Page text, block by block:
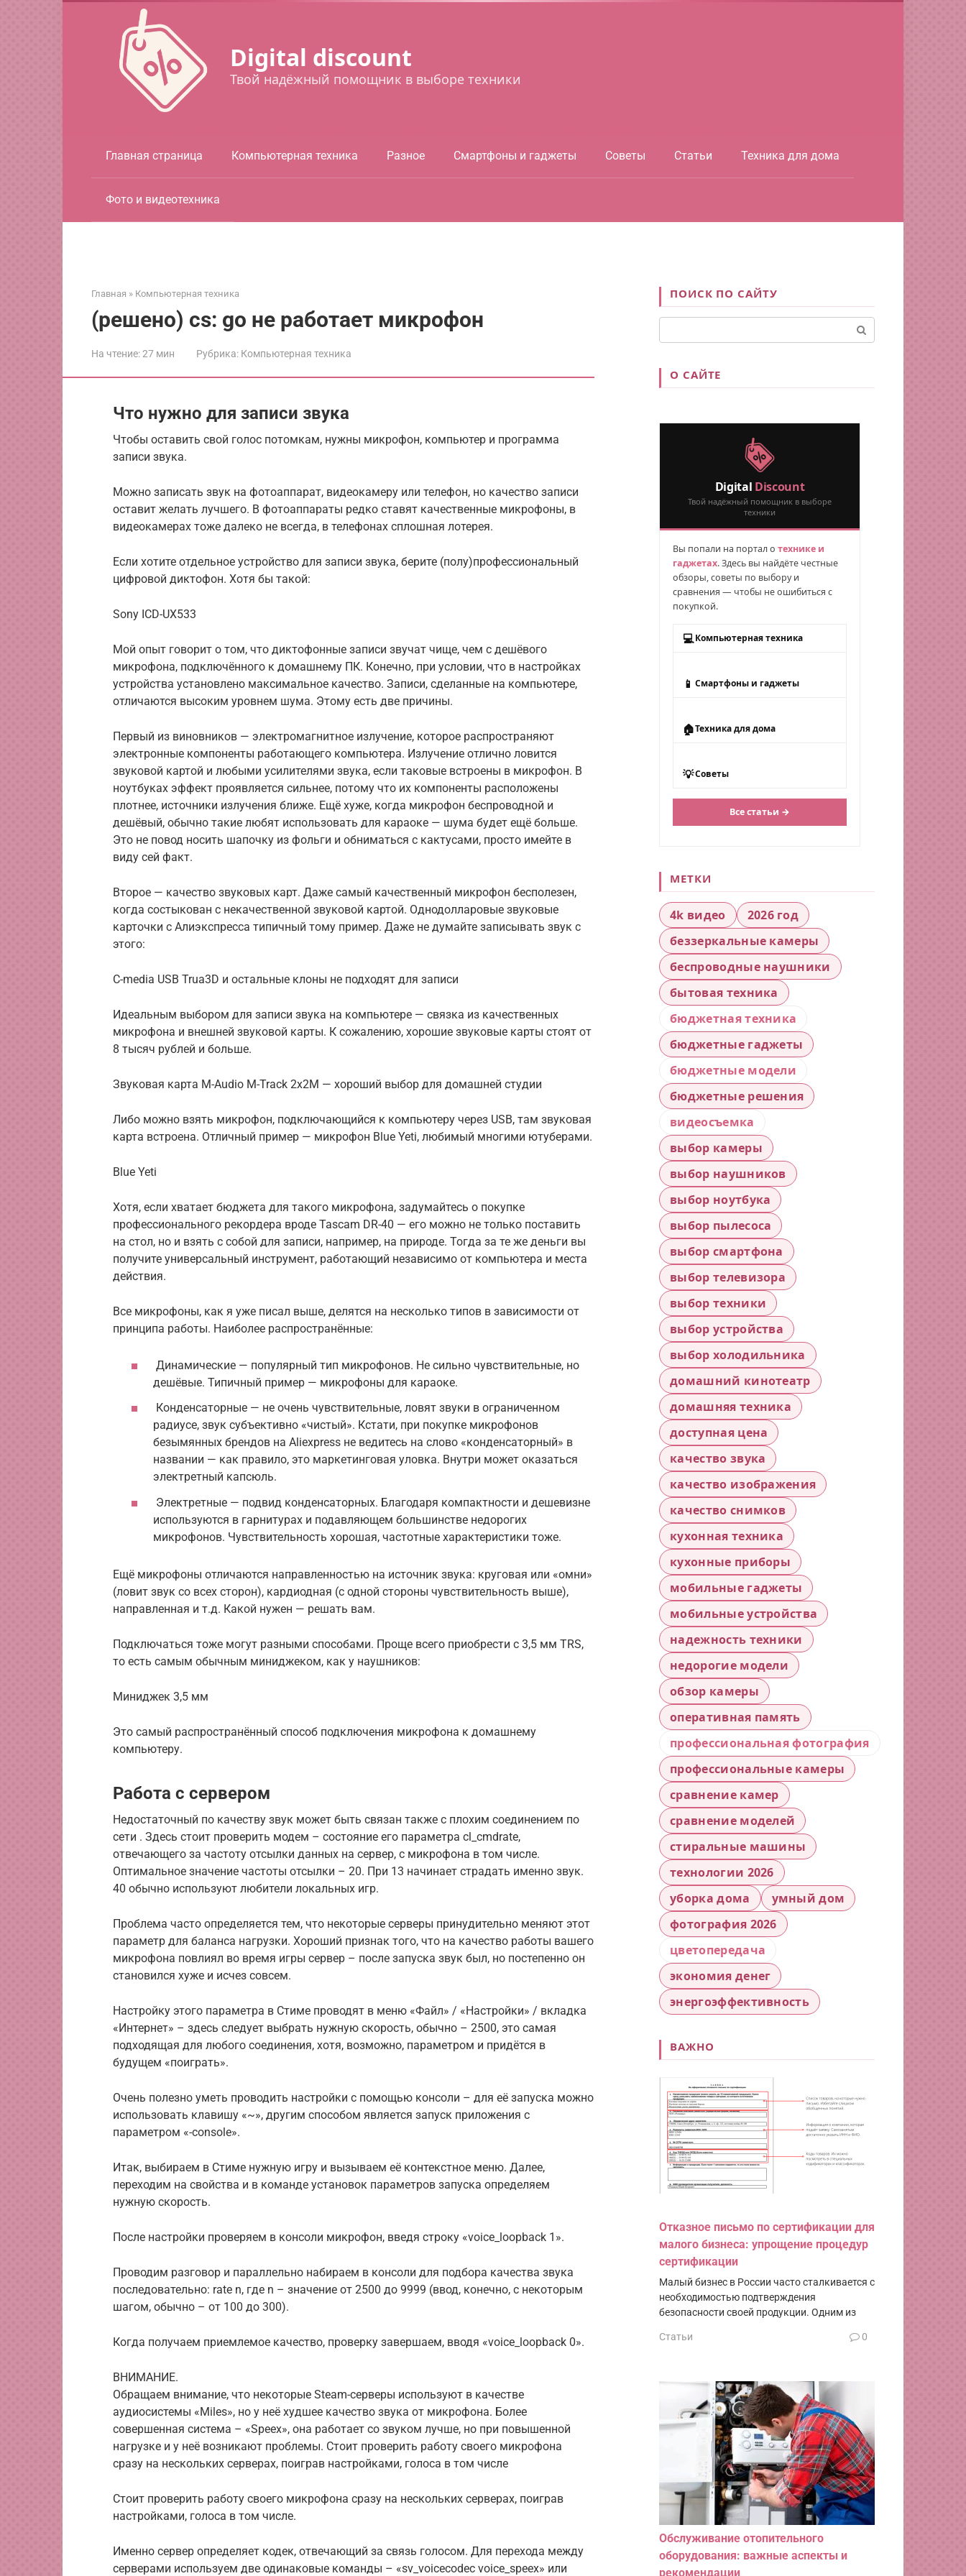
Digital discount
Твой надёжный помощник в выборе техники
Главная страница Компьютерная техника Разное Смартфоны и гаджеты Советы Статьи Техника для дома
Фото и видеотехника
Главная » Компьютерная техника
(решено) cs: go не работает микрофон
На чтение:27 мин Рубрика: Компьютерная техника
Что нужно для записи звука
Чтобы оставить свой голос потомкам, нужны микрофон, компьютер и программа
записи звука.
Можно записать звук на фотоаппарат, видеокамеру или телефон, но качество записи
оставит желать лучшего. В фотоаппараты редко ставят качественные микрофоны, в
видеокамерах тоже далеко не всегда, в телефонах сплошная лотерея.
Если хотите отдельное устройство для записи звука, берите (полу)профессиональный
цифровой диктофон. Хотя бы такой:
Sony ICD-UX533
Мой опыт говорит о том, что диктофонные записи звучат чище, чем с дешёвого
микрофона, подключённого к домашнему ПК. Конечно, при условии, что в настройках
устройства установлено максимальное качество. Записи, сделанные на компьютере,
отличаются высоким уровнем шума. Этому есть две причины.
Первый из виновников — электромагнитное излучение, которое распространяют
электронные компоненты работающего компьютера. Излучение отлично ловится
звуковой картой и любыми усилителями звука, если таковые встроены в микрофон. В
ноутбуках эффект проявляется сильнее, потому что их компоненты расположены
плотнее, источники излучения ближе. Ещё хуже, когда микрофон беспроводной и
дешёвый, обычно такие любят использовать для караоке — шума будет ещё больше.
Это не повод носить шапочку из фольги и обниматься с кактусами, просто имейте в
виду сей факт.
Второе — качество звуковых карт. Даже самый качественный микрофон бесполезен,
когда состыкован с некачественной звуковой картой. Однодолларовые звуковые
карточки с Алиэкспресса типичный тому пример. Даже не думайте записывать звук с
этого:
C-media USB Trua3D и остальные клоны не подходят для записи
Идеальным выбором для записи звука на компьютере — связка из качественных
микрофона и внешней звуковой карты. К сожалению, хорошие звуковые карты стоят от
8 тысяч рублей и больше.
Звуковая карта M-Audio M-Track 2x2M — хороший выбор для домашней студии
Либо можно взять микрофон, подключающийся к компьютеру через USB, там звуковая
карта встроена. Отличный пример — микрофон Blue Yeti, любимый многими ютуберами.
Blue Yeti
Хотя, если хватает бюджета для такого микрофона, задумайтесь о покупке
профессионального рекордера вроде Tascam DR-40 — его можно не только поставить
на стол, но и взять с собой для записи, например, на природе. Тогда за те же деньги вы
получите универсальный инструмент, работающий независимо от компьютера и места
действия.
Все микрофоны, как я уже писал выше, делятся на несколько типов в зависимости от
принципа работы. Наиболее распространённые:
Динамические — популярный тип микрофонов. Не сильно чувствительные, но
дешёвые. Типичный пример — микрофоны для караоке.
Конденсаторные — не очень чувствительные, ловят звуки в ограниченном
радиусе, звук субъективно «чистый». Кстати, при покупке микрофонов
безымянных брендов на Aliexpress не ведитесь на слово «конденсаторный» в
названии — как правило, это маркетинговая уловка. Внутри может оказаться
электретный капсюль.
Электретные — подвид конденсаторных. Благодаря компактности и дешевизне
используются в гарнитурах и подавляющем большинстве недорогих
микрофонов. Чувствительность хорошая, частотные характеристики тоже.
Ещё микрофоны отличаются направленностью на источник звука: круговая или «омни»
(ловит звук со всех сторон), кардиодная (с одной стороны чувствительность выше),
направленная и т.д. Какой нужен — решать вам.
Подключаться тоже могут разными способами. Проще всего приобрести с 3,5 мм TRS,
то есть самым обычным миниджеком, как у наушников:
Миниджек 3,5 мм
Это самый распространённый способ подключения микрофона к домашнему
компьютеру.
Работа с сервером
Недостаточный по качеству звук может быть связан также с плохим соединением по
сети . Здесь стоит проверить модем – состояние его параметра cl_cmdrate,
отвечающего за частоту отсылки данных на сервер, с микрофона в том числе.
Оптимальное значение частоты отсылки – 20. При 13 начинает страдать именно звук.
40 обычно используют любители локальных игр.
Проблема часто определяется тем, что некоторые серверы принудительно меняют этот
параметр для баланса нагрузки. Хороший признак того, что на качество работы вашего
микрофона повлиял во время игры сервер – после запуска звук был, но постепенно он
становился хуже и исчез совсем.
Настройку этого параметра в Стиме проводят в меню «Файл» / «Настройки» / вкладка
«Интернет» – здесь следует выбрать нужную скорость, обычно – 2500, это самая
подходящая для любого соединения, хотя, возможно, параметром и придётся в
будущем «поиграть».
Очень полезно уметь проводить настройки с помощью консоли – для её запуска можно
использовать клавишу «~», другим способом является запуск приложения с
параметром «-console».
Итак, выбираем в Стиме нужную игру и вызываем её контекстное меню. Далее,
переходим на свойства и в команде установок параметров запуска определяем
нужную скорость.
После настройки проверяем в консоли микрофон, введя строку «voice_loopback 1».
Проводим разговор и параллельно набираем в консоли для подбора качества звука
последовательно: rate n, где n – значение от 2500 до 9999 (ввод, конечно, с некоторым
шагом, обычно – от 100 до 300).
Когда получаем приемлемое качество, проверку завершаем, вводя «voice_loopback 0».
ВНИМАНИЕ.
Обращаем внимание, что некоторые Steam-серверы используют в качестве
аудиосистемы «Miles», но у неё худшее качество звука от микрофона. Более
совершенная система – «Speex», она работает со звуком лучше, но при повышенной
нагрузке и у неё возникают проблемы. Стоит проверить работу своего микрофона
сразу на нескольких серверах, поиграв настройками, голоса в том числе
Стоит проверить работу своего микрофона сразу на нескольких серверах, поиграв
настройками, голоса в том числе.
Именно сервер определяет кодек, отвечающий за связь голосом. Для перехода между
серверами используем две одинаковые команды – «sv_voicecodec voice_speex» или
ПОИСК ПО САЙТУ
О САЙТЕ
Digital Discount
Твой надёжный помощник в выборе
техники
Вы попали на портал о технике и
гаджетах. Здесь вы найдёте честные
обзоры, советы по выбору и
сравнения — чтобы не ошибиться с
покупкой.
💻 Компьютерная техника
📱 Смартфоны и гаджеты
🏠Техника для дома
💡Советы
Все статьи →
МЕТКИ
4k видео
2026 год
беззеркальные камеры
беспроводные наушники
бытовая техника
бюджетная техника
бюджетные гаджеты
бюджетные модели
бюджетные решения
видеосъемка
выбор камеры
выбор наушников
выбор ноутбука
выбор пылесоса
выбор смартфона
выбор телевизора
выбор техники
выбор устройства
выбор холодильника
домашний кинотеатр
домашняя техника
доступная цена
качество звука
качество изображения
качество снимков
кухонная техника
кухонные приборы
мобильные гаджеты
мобильные устройства
надежность техники
недорогие модели
обзор камеры
оперативная память
профессиональная фотография
профессиональные камеры
сравнение камер
сравнение моделей
стиральные машины
технологии 2026
уборка дома
умный дом
фотография 2026
цветопередача
экономия денег
энергоэффективность
ВАЖНО
Отказное письмо по сертификации для
малого бизнеса: упрощение процедур
сертификации
Малый бизнес в России часто сталкивается с
необходимостью подтверждения
безопасности своей продукции. Одним из
Статьи 0
Обслуживание отопительного
оборудования: важные аспекты и
рекомендации